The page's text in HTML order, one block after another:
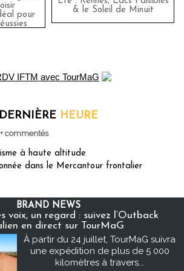
pour
& le Soleil de Minuit
DERNIÈRE HEURE
commentés
à haute altitude
dans le Mercantour frontalier
BRAND NEWS
voix, un regard : suivez l’Outback
en direct sur TourMaG
À partir du 24 juillet, TourMaG suivra
une expédition de plus de 5 000
kilomètres à travers...